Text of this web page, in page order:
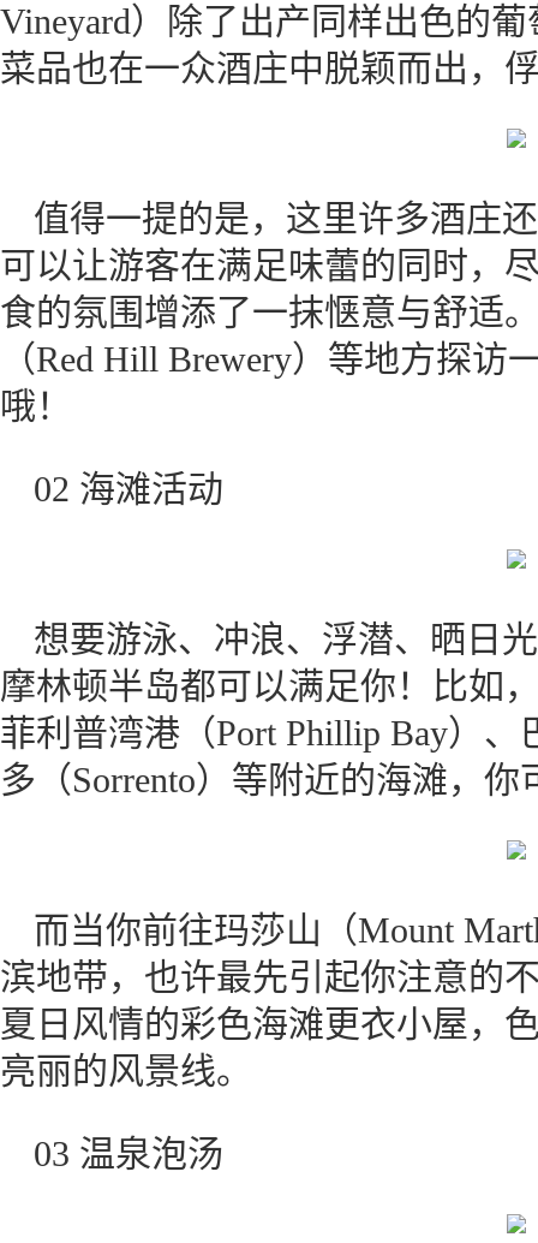
Vineyard）除了出产同样出色的
菜品也在一众酒庄中脱颖而出，
值得一提的是，这里许多酒庄
可以让游客在满足味蕾的同时，
食的氛围增添了一抹惬意与舒适
（Red Hill Brewery）等地方探
哦！
02 海滩活动
想要游泳、冲浪、浮潜、晒日
摩林顿半岛都可以满足你！比如
菲利普湾港（Port Phillip Bay）、
多（Sorrento）等附近的海滩，
而当你前往玛莎山（Mount
滨地带，也许最先引起你注意的
夏日风情的彩色海滩更衣小屋，
亮丽的风景线。
03 温泉泡汤